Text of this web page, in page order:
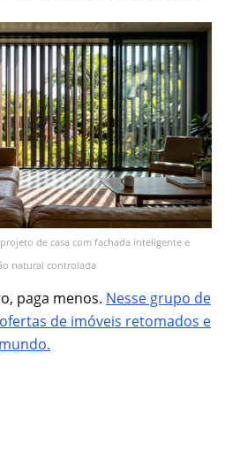
de casa com fachada inteligente e
natural controlada
paga menos. Nesse grupo de
de imóveis retomados e